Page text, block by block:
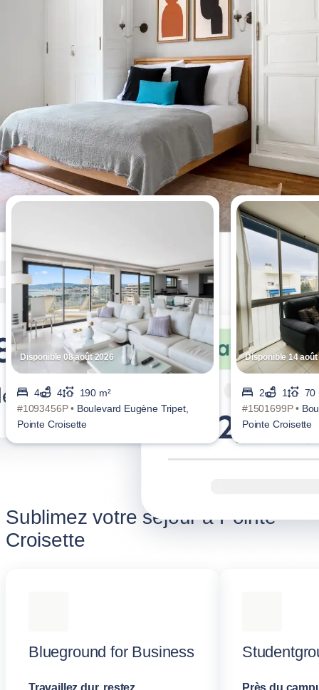
Appartements les plus vus cette
semaine
Disponible 08 août 2026
4 4
190 m²
#1093456P • Boulevard Eugène Tripet,
Pointe Croisette
Disponible 14 août
2 1
70
#1501699P •
Pointe Croisette
Sublimez votre séjour à Pointe
Croisette
Blueground for Business
Travaillez dur, restez
Près du